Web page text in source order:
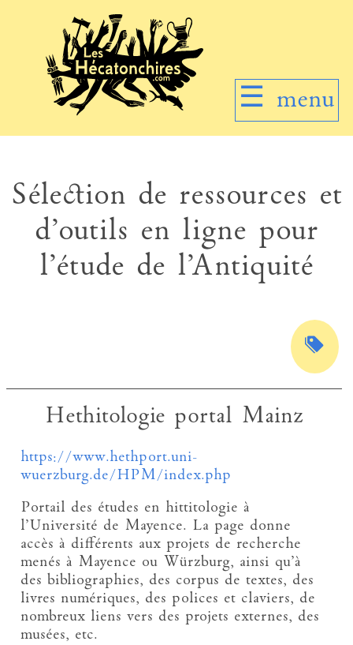
☰ menu
Sélection de ressources et
d’outils en ligne pour
l’étude de l’Antiquité
Hethitologie portal Mainz
https://www.hethport.uni-
wuerzburg.de/HPM/index.php
Portail des études en hittitologie à
l’Université de Mayence. La page donne
accès à différents aux projets de recherche
menés à Mayence ou Würzburg, ainsi qu’à
des bibliographies, des corpus de textes, des
livres numériques, des polices et claviers, de
nombreux liens vers des projets externes, des
musées, etc.